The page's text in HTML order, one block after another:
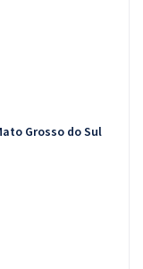
Grosso do Sul